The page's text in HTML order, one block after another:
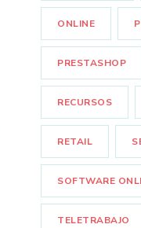
ONLINE
PRESTASHOP
RECURSOS
RETAIL
SOFTWARE
TELETRABAJO